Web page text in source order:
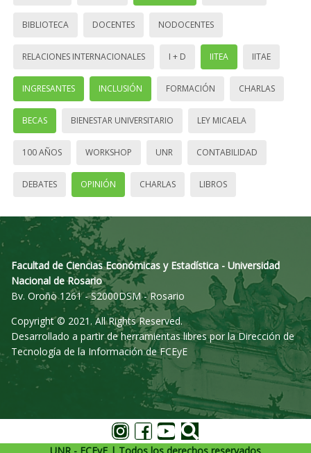
BIBLIOTECA DOCENTES NODOCENTES
RELACIONES INTERNACIONALES I + D IITEA IITAE
INGRESANTES INCLUSIÓN FORMACIÓN CHARLAS
BECAS BIENESTAR UNIVERSITARIO LEY MICAELA
100 AÑOS WORKSHOP UNR CONTABILIDAD
DEBATES OPINIÓN CHARLAS LIBROS
Facultad de Ciencias Económicas y Estadística - Universidad
Nacional de Rosario
Bv. Oroño 1261 - S2000DSM - Rosario
Copyright © 2021. All Rights Reserved.
Desarrollado a partir de herramientas libres por la Dirección de
Tecnología de la Información de FCEyE